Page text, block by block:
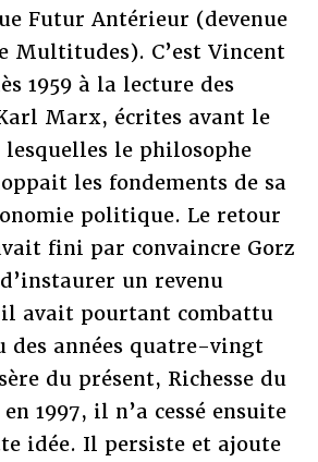
Futur Antérieur (devenue
Multitudes). C’est Vincent
1959 à la lecture des
Marx, écrites avant le
le philosophe
les fondements de sa
politique. Le retour
fini par convaincre Gorz
un revenu
avait pourtant combattu
des années quatre-vingt
du présent, Richesse du
1997, il n’a cessé ensuite
idée. Il persiste et ajoute